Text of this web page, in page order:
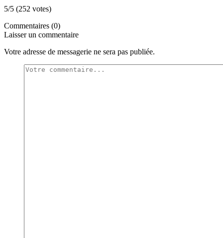
5/5 (252 votes)
Commentaires (0)
Laisser un commentaire
Votre adresse de messagerie ne sera pas publiée.